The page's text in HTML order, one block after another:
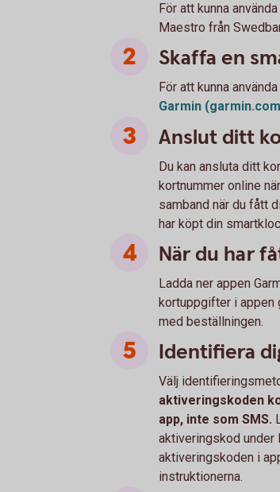
För att kunna
Maestro från
Skaffa en
För att kunna
Garmin
Anslut ditt
Du kan ansluta ditt
kortnummer online
samband när du fått
har köpt din
När du har
Ladda ner appen
kortuppgifter i appen
med beställningen.
Identifiera
Välj
aktiveringskoden
app, inte som SMS.
aktiveringskod under
aktiveringskoden i
instruktionerna.